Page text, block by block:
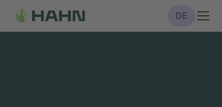
DE